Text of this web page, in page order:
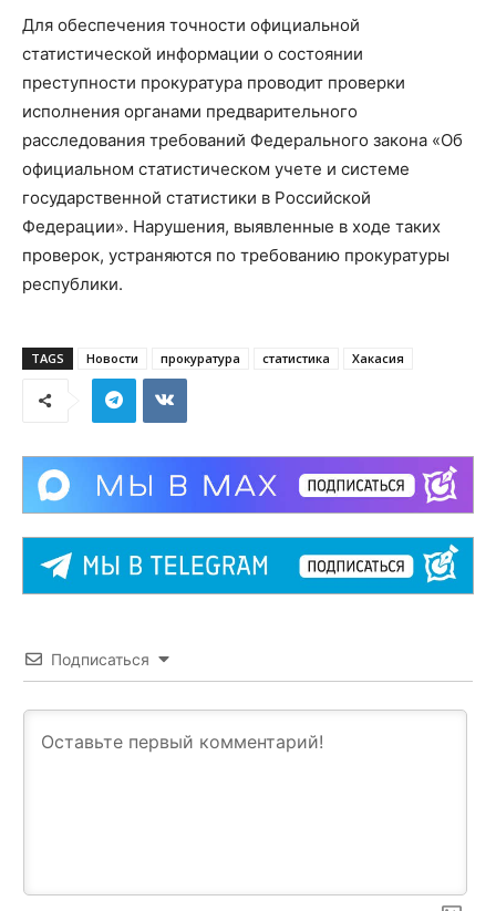
Для обеспечения точности официальной
статистической информации о состоянии
преступности прокуратура проводит проверки
исполнения органами предварительного
расследования требований Федерального закона «Об
официальном статистическом учете и системе
государственной статистики в Российской
Федерации». Нарушения, выявленные в ходе таких
проверок, устраняются по требованию прокуратуры
республики.
TAGS Новости прокуратура статистика Хакасия
Подписаться